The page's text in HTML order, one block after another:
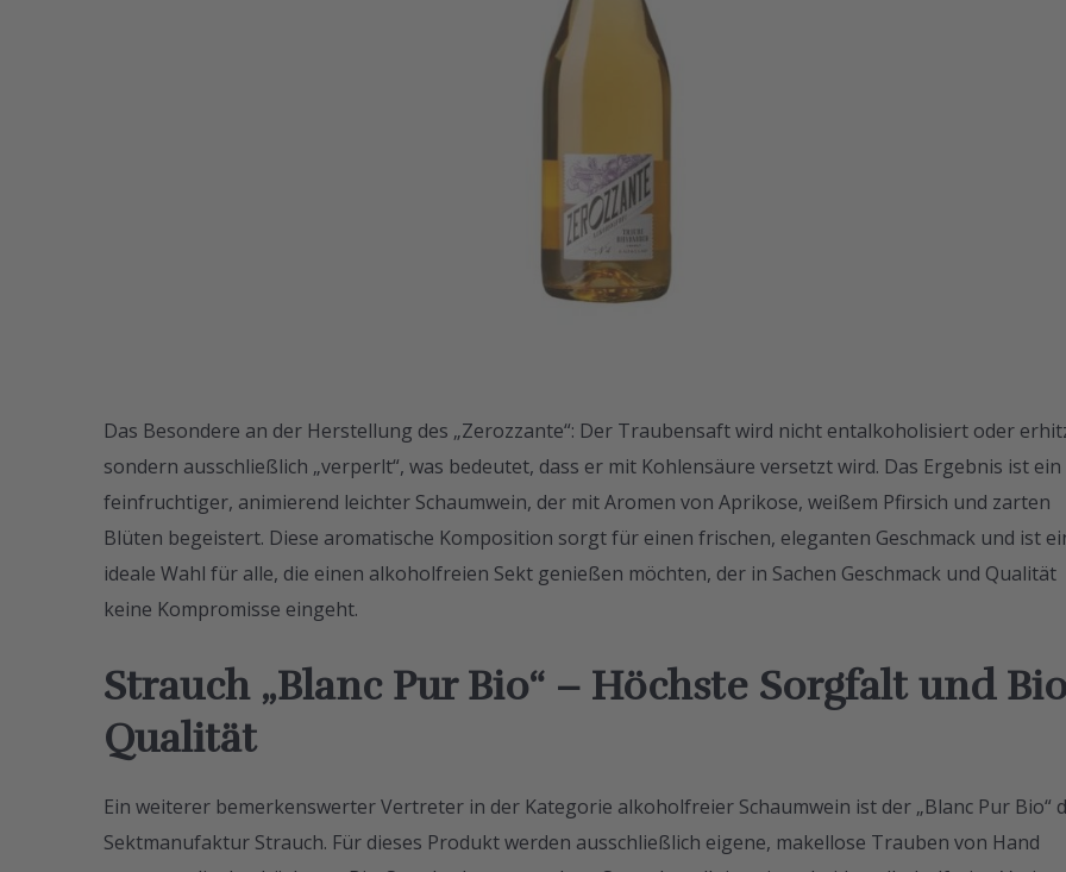
Das Besondere an der Herstellung des „Zerozzante“: Der Traubensaft wird nicht entalkoholisiert oder
sondern ausschließlich „verperlt“, was bedeutet, dass er mit Kohlensäure versetzt wird. Das Ergebnis ist ein
feinfruchtiger, animierend leichter Schaumwein, der mit Aromen von Aprikose, weißem Pfirsich und zarten
Blüten begeistert. Diese aromatische Komposition sorgt für einen frischen, eleganten Geschmack und ist
ideale Wahl für alle, die einen alkoholfreien Sekt genießen möchten, der in Sachen Geschmack und Qualität
keine Kompromisse eingeht.
Strauch „Blanc Pur Bio“ – Höchste Sorgfalt und
Qualität
Ein weiterer bemerkenswerter Vertreter in der Kategorie alkoholfreier Schaumwein ist der „Blanc Pur Bio“
Sektmanufaktur Strauch. Für dieses Produkt werden ausschließlich eigene, makellose Trauben von Hand